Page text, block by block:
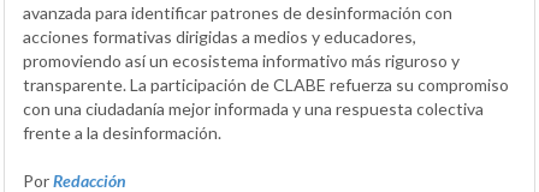
avanzada para identificar patrones de desinformación con
acciones formativas dirigidas a medios y educadores,
promoviendo así un ecosistema informativo más riguroso y
transparente. La participación de CLABE refuerza su compromiso
con una ciudadanía mejor informada y una respuesta colectiva
frente a la desinformación.
PorRedacción